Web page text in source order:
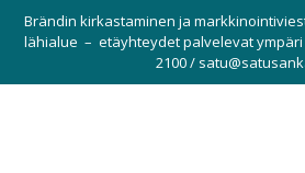
Siirry
sisältöön
Brändin kirkastaminen ja
lähialue – etäyhteydet palvelevat
2100 /